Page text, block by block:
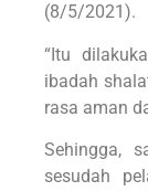
(8/5/2021).
“Itu
ibadah
rasa aman
Sehingga,
sesudah